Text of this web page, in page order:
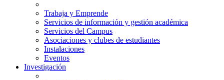
Trabaja y Emprende
Servicios de información y gestión académica
Servicios del Campus
Asociaciones y clubes de estudiantes
Instalaciones
Eventos
Investigación